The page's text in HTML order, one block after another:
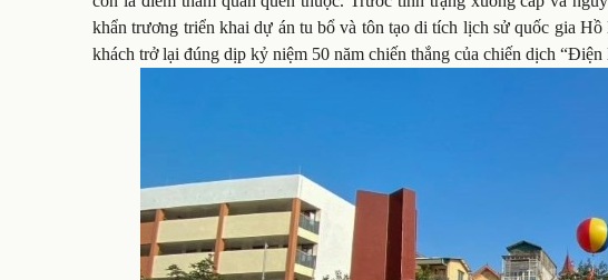
khẩn trương triển khai dự án tu bổ và tôn tạo di tích lịch sử quốc gia
khách trở lại đúng dịp kỷ niệm 50 năm chiến thắng của chiến dịch “Điện